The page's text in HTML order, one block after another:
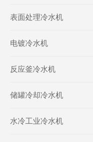
表面处理冷水机
电镀冷水机
反应釜冷水机
储罐冷却冷水机
水冷工业冷水机